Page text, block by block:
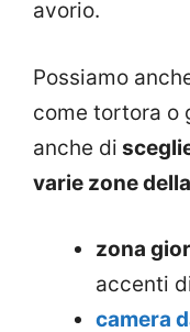
avorio.
Possiamo
come tortora o
anche di
varie zone
zona
accenti
camera